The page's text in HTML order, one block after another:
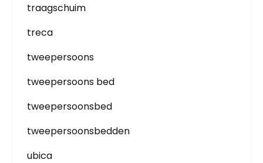
traagschuim
treca
tweepersoons
tweepersoons bed
tweepersoonsbed
tweepersoonsbedden
ubica